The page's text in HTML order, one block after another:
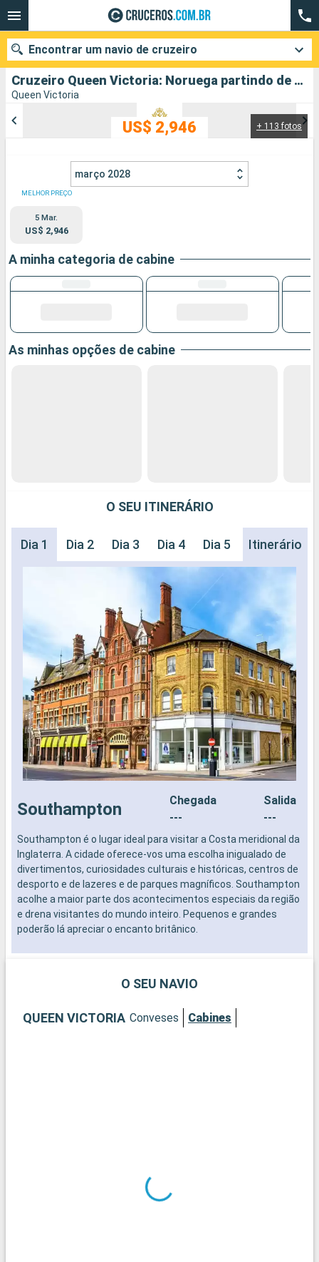
Cruzeiro Queen Victoria: Noruega partindo de Southampton
Queen Victoria
+ 113 fotos
US$ 2,946
março 2028
MELHOR PREÇO
5 Mar.
US$ 2,946
A minha categoria de cabine
As minhas opções de cabine
O SEU ITINERÁRIO
Dia 1 Dia 2 Dia 3 Dia 4 Dia 5 Dia 6 Dia
Itinerário
Southampton
Chegada
---
Salida
---
Southampton é o lugar ideal para visitar a Costa meridional da
Inglaterra. A cidade oferece-vos uma escolha inigualado de
divertimentos, curiosidades culturais e históricas, centros de
desporto e de lazeres e de parques magníficos. Southampton
acolhe a maior parte dos acontecimentos especiais da região
e drena visitantes do mundo inteiro. Pequenos e grandes
poderão lá apreciar o encanto britânico.
O SEU NAVIO
QUEEN VICTORIA Conveses Cabines
Encontrar um navio de cruzeiro
Data de partida
Cidades